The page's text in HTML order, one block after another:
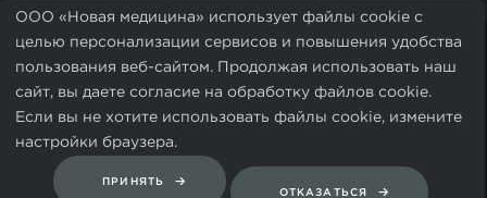
ООО «Новая медицина» использует файлы cookie с
целью персонализации сервисов и повышения удобства
пользования веб-сайтом. Продолжая использовать наш
сайт, вы даете согласие на обработку файлов cookie.
Если вы не хотите использовать файлы cookie, измените
настройки браузера.
ПРИНЯТЬ
ОТКАЗАТЬСЯ